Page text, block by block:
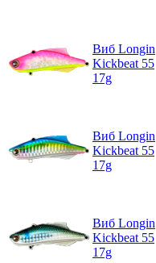
Виб Longin
Kickbeat 55
17g
Виб Longin
Kickbeat 55
17g
Виб Longin
Kickbeat 55
17g